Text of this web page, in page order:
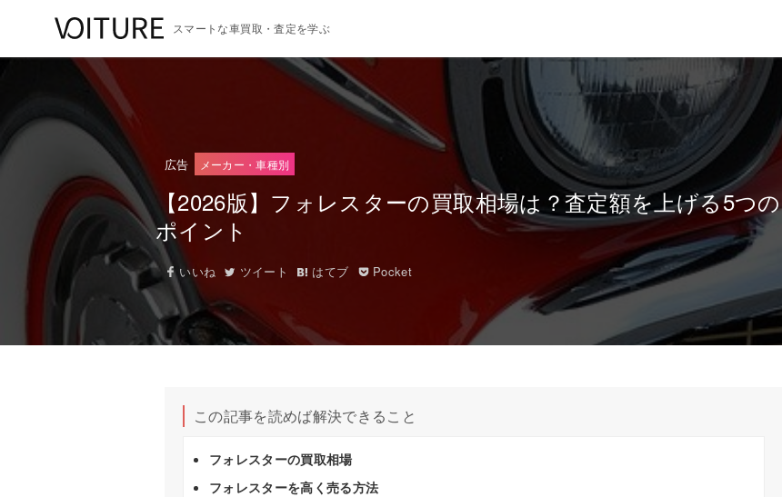
スマートな車買取・査定を学ぶ
広告 メーカー・車種別
【2026版】フォレスターの買取相場は？査定額を上げる5つの
ポイント
いいね ツイート はてブ Pocket
この記事を読めば解決できること
フォレスターの買取相場
フォレスターを高く売る方法